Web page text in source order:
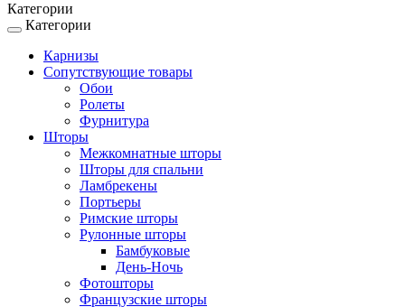
Категории
Toggle
navigation
Категории
Карнизы
Сопутствующие товары
Обои
Ролеты
Фурнитура
Шторы
Межкомнатные шторы
Шторы для спальни
Ламбрекены
Портьеры
Римские шторы
Рулонные шторы
Бамбуковые
День-Ночь
Фотошторы
Французские шторы